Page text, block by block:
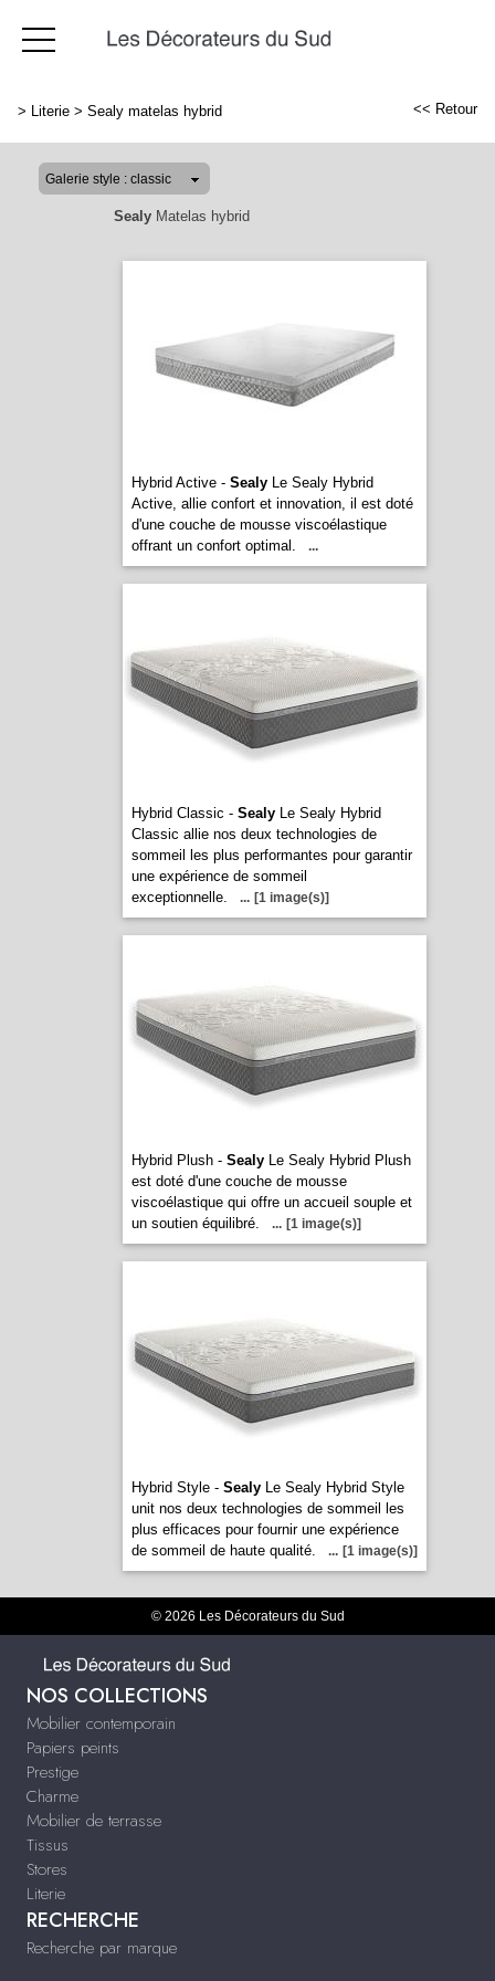
> Literie > Sealy matelas hybrid << Retour
SealyMatelas hybrid
Hybrid Active - SealyLe Sealy Hybrid
Active, allie confort et innovation, il est doté
d'une couche de mousse viscoélastique
offrant un confort optimal.
...
Hybrid Classic - SealyLe Sealy Hybrid
Classic allie nos deux technologies de
sommeil les plus performantes pour garantir
une expérience de sommeil
exceptionnelle.
... [1 image(s)]
Hybrid Plush - SealyLe Sealy Hybrid Plush
est doté d'une couche de mousse
viscoélastique qui offre un accueil souple et
un soutien équilibré.
... [1 image(s)]
Hybrid Style - SealyLe Sealy Hybrid Style
unit nos deux technologies de sommeil les
plus efficaces pour fournir une expérience
de sommeil de haute qualité.
... [1 image(s)]
© 2026 Les Décorateurs du Sud
NOS COLLECTIONS
Mobilier contemporain
Papiers peints
Prestige
Charme
Mobilier de terrasse
Tissus
Stores
Literie
RECHERCHE
Recherche par marque